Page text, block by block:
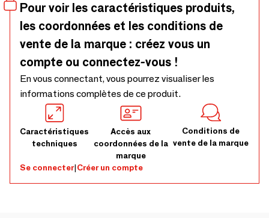
Pour voir les caractéristiques produits,
les coordonnées et les conditions de
vente de la marque : créez vous un
compte ou connectez-vous !
En vous connectant, vous pourrez visualiser les
informations complètes de ce produit.
Caractéristiques
techniques
Accès aux
coordonnées de la
marque
Conditions de
vente de la marque
Se connecter|Créer un compte